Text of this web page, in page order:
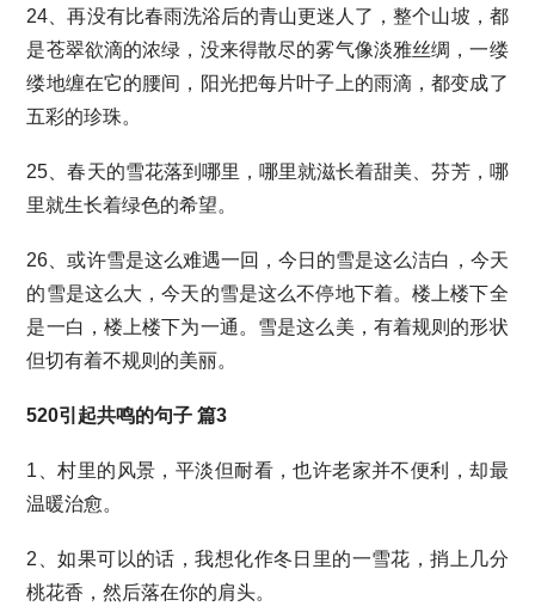
24、再没有比春雨洗浴后的青山更迷人了，整个山坡，都
是苍翠欲滴的浓绿，没来得散尽的雾气像淡雅丝绸，一缕
缕地缠在它的腰间，阳光把每片叶子上的雨滴，都变成了
五彩的珍珠。
25、春天的雪花落到哪里，哪里就滋长着甜美、芬芳，哪
里就生长着绿色的希望。
26、或许雪是这么难遇一回，今日的雪是这么洁白，今天
的雪是这么大，今天的雪是这么不停地下着。楼上楼下全
是一白，楼上楼下为一通。雪是这么美，有着规则的形状
但切有着不规则的美丽。
520引起共鸣的句子 篇3
1、村里的风景，平淡但耐看，也许老家并不便利，却最
温暖治愈。
2、如果可以的话，我想化作冬日里的一雪花，捎上几分
桃花香，然后落在你的肩头。